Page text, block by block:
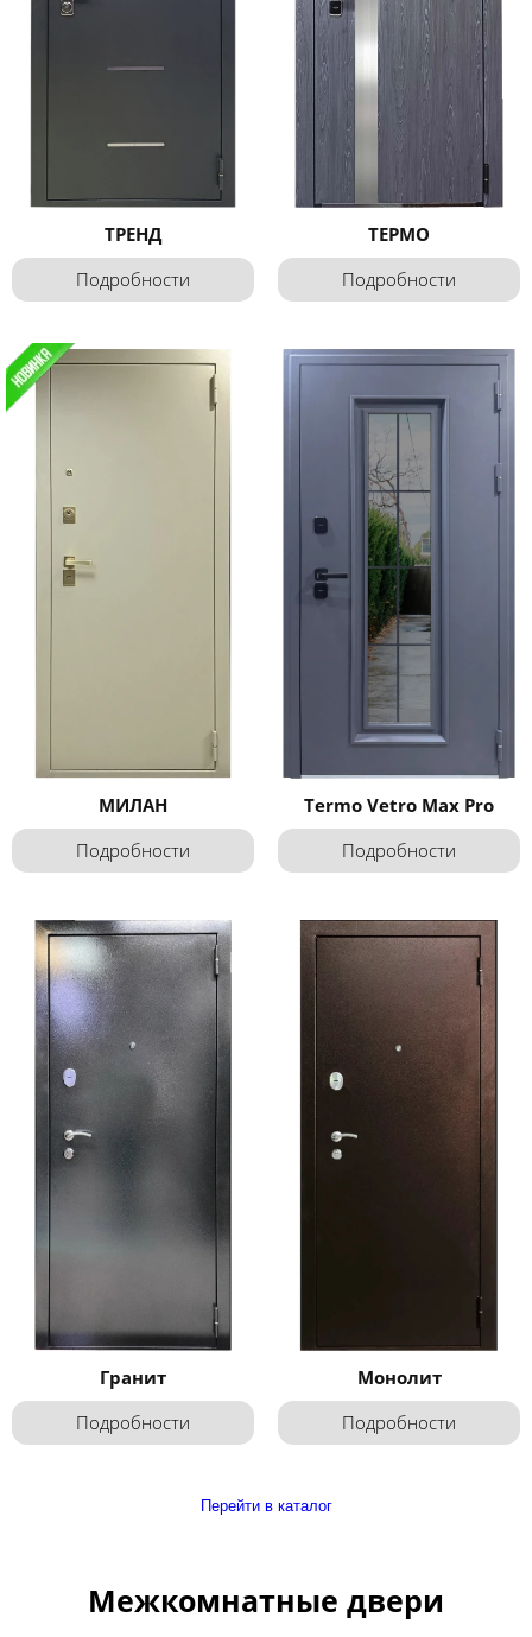
ТРЕНД
Подробности
ТЕРМО
Подробности
МИЛАН
Подробности
Termo Vetro Max Pro
Подробности
Гранит
Подробности
Монолит
Подробности
Перейти в каталог
Межкомнатные двери